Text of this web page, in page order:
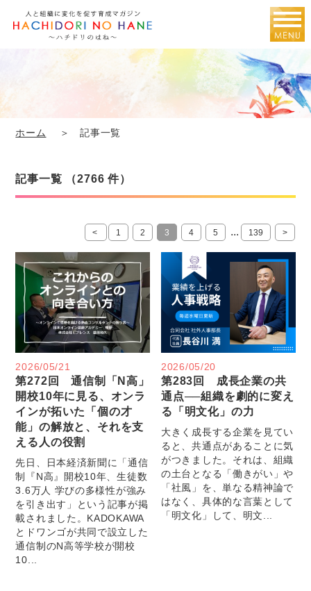
ホーム ＞ 記事一覧
記事一覧 （2766 件）
< 1 2 3 4 5 ... 139 >
2026/05/21
第272回 通信制「N高」
開校10年に見る、オンラ
インが拓いた「個の才
能」の解放と、それを支
える人の役割
先日、日本経済新聞に「通信
制『N高』開校10年、生徒数
3.6万人 学びの多様性が強み
を引き出す」という記事が掲
載されました。KADOKAWA
とドワンゴが共同で設立した
通信制のN高等学校が開校
10...
2026/05/20
第283回 成長企業の共
通点──組織を劇的に変え
る「明文化」の力
大きく成長する企業を見てい
ると、共通点があることに気
がつきました。それは、組織
の土台となる「働きがい」や
「社風」を、単なる精神論で
はなく、具体的な言葉として
「明文化」して、明文...